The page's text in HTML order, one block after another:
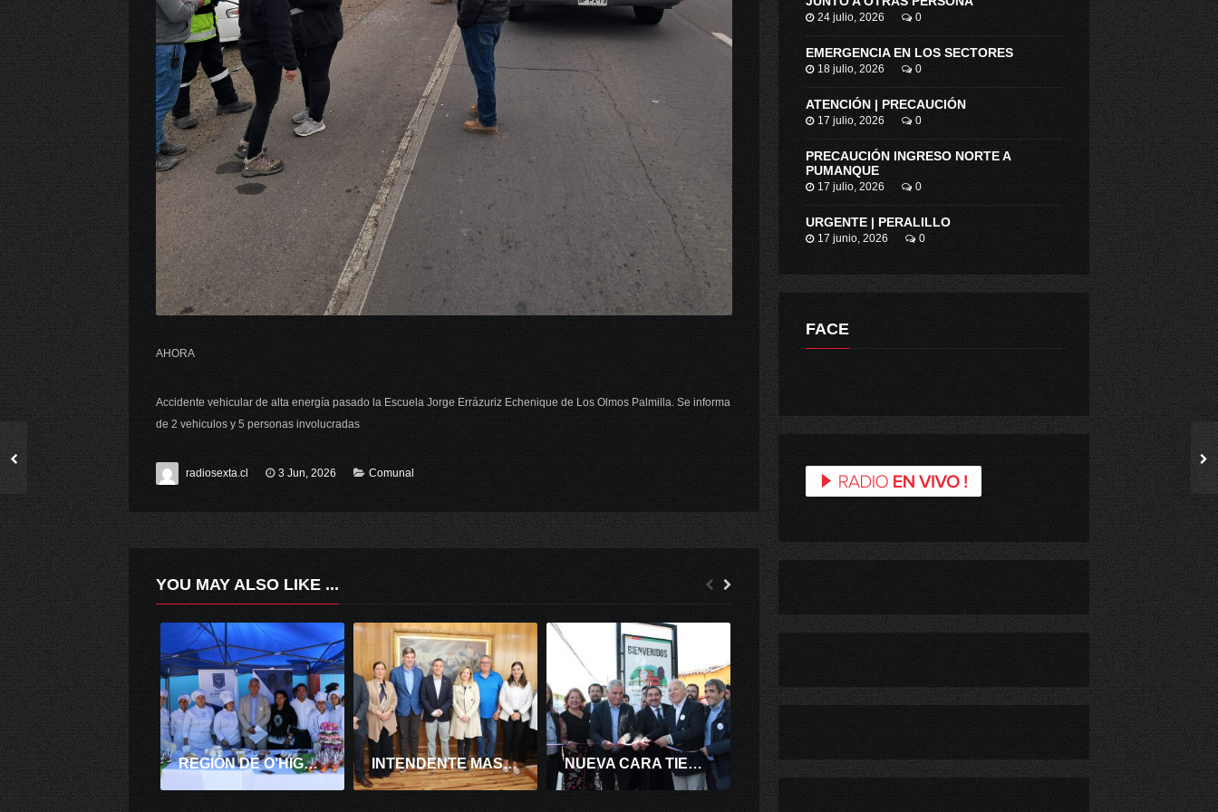
AHORA
Accidente vehicular de alta energía pasado la Escuela Jorge Errázuriz Echenique de Los Olmos Palmilla. Se informa
de 2 vehiculos y 5 personas involucradas
radiosexta.cl 3 Jun, 2026 Comunal
YOU MAY ALSO LIKE ...
REGIÓN DE O’HIGGINS CELEBRÓ PROMULGACIÓN DE LEY QUE CREA EL NUEVO SISTEMA DE EDUCACIÓN PÚBLICA. INTENDENTE MASFERRER Y REUNIÓN CON EMPRESARIOS DE HUNGRÍA: “SEGUIMOS TRABAJANDO PARA QUE O’HIGGINS SE SIGA ABRIENDO AL MUNDO” NUEVA CARA TIENE LA ENTRADA NORTE DEL BARRIO COMERCIAL CALLE RANCAGUA. PDI DETIENE A PADRES E HIJOS POR COMERCIALIZAR DROGAS EN LA COMUNA DE SANTA CRUZ.
24 julio, 2026 0
EMERGENCIA EN LOS SECTORES
18 julio, 2026 0
ATENCIÓN | PRECAUCIÓN
17 julio, 2026 0
PRECAUCIÓN INGRESO NORTE A
PUMANQUE
17 julio, 2026 0
URGENTE | PERALILLO
17 junio, 2026 0
FACE